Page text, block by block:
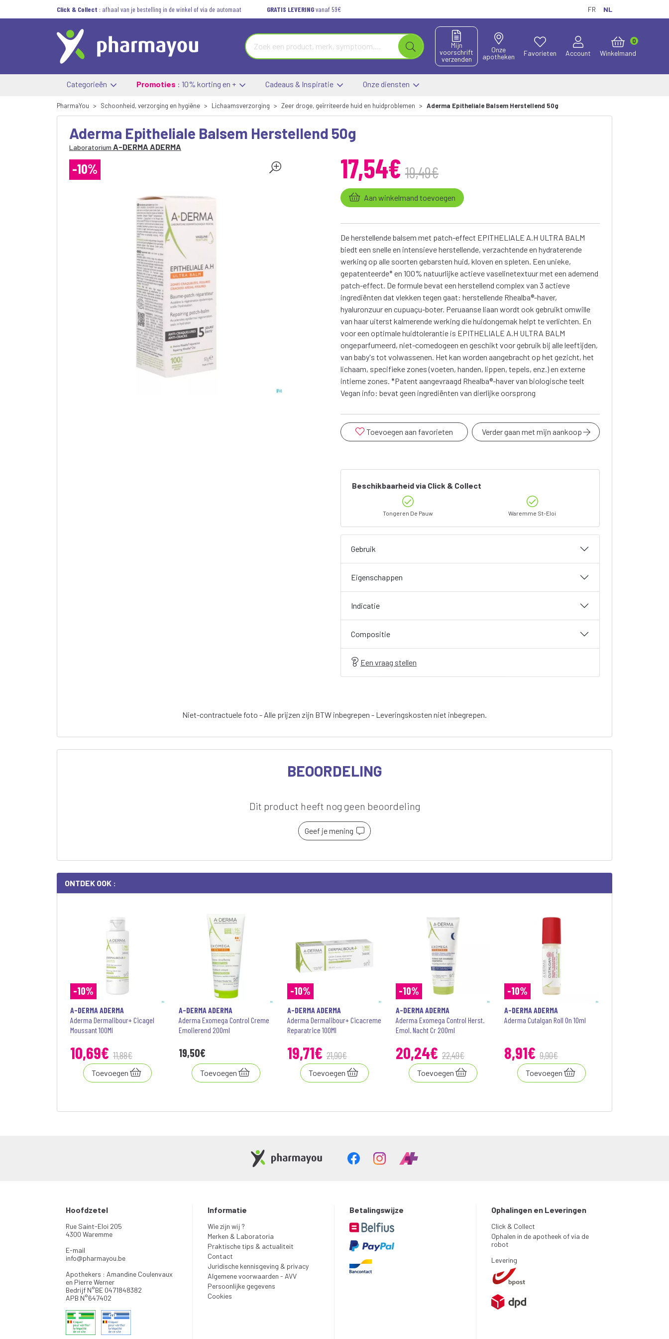
Click & Collect : afhaal van je bestelling in de winkel of via de automaat GRATIS LEVERINGvanaf 59€ FR NL
Onze
apotheken
Mijn
voorschrift
verzenden
Favorieten Account Winkelmand
0
Categorieën Promoties : 10% korting en + Cadeaus & Inspiratie Onze diensten
PharmaYou Schoonheid, verzorging en hygiëne Lichaamsverzorging Zeer droge, geïrriteerde huid en huidproblemen Aderma Epitheliale Balsem Herstellend 50g
Aderma Epitheliale Balsem Herstellend 50g
Laboratorium A-DERMA ADERMA
-10% 17,54€ 19,49€
Aan winkelmand toevoegen
De herstellende balsem met patch-effect EPITHELIALE A.H ULTRA BALM
biedt een snelle en intensieve herstellende, verzachtende en hydraterende
werking op alle soorten gebarsten huid, kloven en spleten. Een unieke,
gepatenteerde* en 100% natuurlijke actieve vaselinetextuur met een ademend
patch-effect. De formule bevat een herstellend complex van 3 actieve
ingrediënten dat vlekken tegen gaat: herstellende Rhealba®-haver,
hyaluronzuur en cupuaçu-boter. Peruaanse liaan wordt ook gebruikt omwille
van haar uiterst kalmerende werking die huidongemak helpt te verlichten. En
voor een optimale huidtolerantie is EPITHELIALE A.H ULTRA BALM
ongeparfumeerd, niet-comedogeen en geschikt voor gebruik bij alle leeftijden,
van baby's tot volwassenen. Het kan worden aangebracht op het gezicht, het
lichaam, specifieke zones (voeten, handen, lippen, tepels, enz.) en externe
intieme zones. *Patent aangevraagd Rhealba®-haver van biologische teelt
Vegan info: bevat geen ingrediënten van dierlijke oorsprong
Toevoegen aan favorieten Verder gaan met mijn aankoop
Beschikbaarheid via Click & Collect
Tongeren De Pauw Waremme St-Eloi
Gebruik
Eigenschappen
Indicatie
Compositie
Een vraag stellen
Niet-contractuele foto - Alle prijzen zijn BTW inbegrepen - Leveringskosten niet inbegrepen.
BEOORDELING
Dit product heeft nog geen beoordeling
Geef je mening
ONTDEK OOK :
-10%
A-DERMA ADERMA
Aderma Dermalibour+ Cicagel
Moussant 100Ml
10,69€ 11,88€
Toevoegen
A-DERMA ADERMA
Aderma Exomega Control Creme
Emolierend 200ml
19,50€
Toevoegen
-10%
A-DERMA ADERMA
Aderma Dermalibour+ Cicacreme
Reparatrice 100Ml
19,71€ 21,90€
Toevoegen
-10%
A-DERMA ADERMA
Aderma Exomega Control Herst.
Emol. Nacht Cr 200ml
20,24€ 22,49€
Toevoegen
-10%
A-DERMA ADERMA
Aderma Cutalgan Roll On 10ml
8,91€ 9,90€
Toevoegen
Hoofdzetel
Rue Saint-Eloi 205
4300 Waremme
E-mail
info@pharmayou.be
Apothekers : Amandine Coulenvaux
en Pierre Werner
Bedrijf N°BE 0471848382
APB N°647402
Informatie
Wie zijn wij ?
Merken & Laboratoria
Praktische tips & actualiteit
Contact
Juridische kennisgeving & privacy
Algemene voorwaarden - AVV
Persoonlijke gegevens
Cookies
Betalingswijze Ophalingen en Leveringen
Click & Collect
Ophalen in de apotheek of via de
robot
Levering